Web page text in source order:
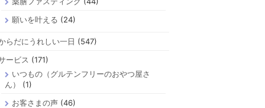
願いを叶える (24)
らだにうれしい一日 (547)
ービス (171)
いつもの（グルテンフリーのおやつ屋さ
ん）
(1)
お客さまの声(46)